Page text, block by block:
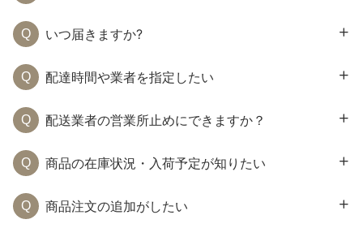
いつ届きますか?
配達時間や業者を指定したい
配送業者の営業所止めにできますか？
商品の在庫状況・入荷予定が知りたい
商品注文の追加がしたい